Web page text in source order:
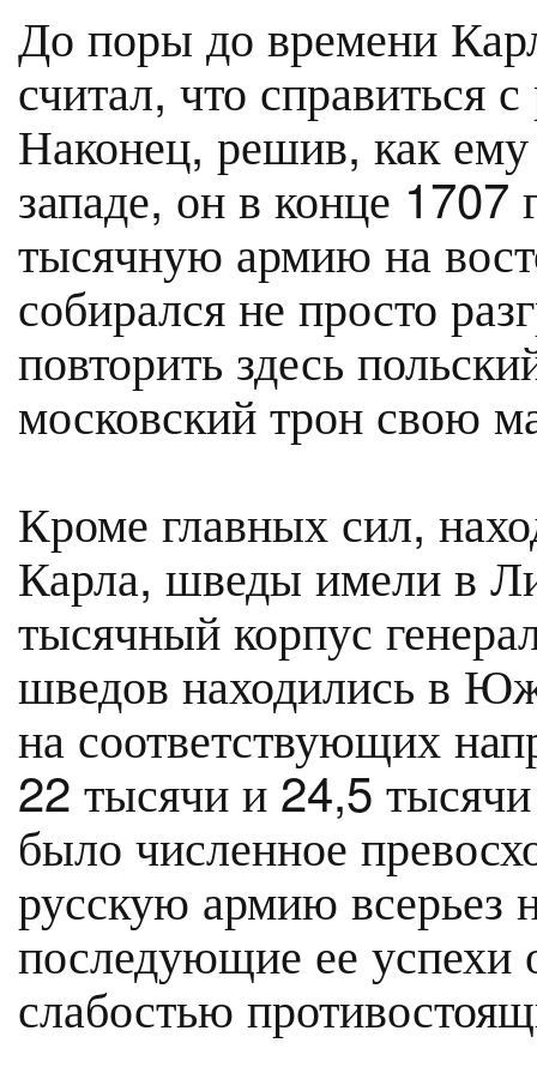
До поры до времени
считал, что справиться
Наконец, решив, как
западе, он в конце
тысячную армию на
собирался не просто
повторить здесь
московский трон свою
Кроме главных сил,
Карла, шведы имели в
тысячный корпус
шведов находились в
на соответствующих
22 тысячи и 24,5 тысячи
было численное
русскую армию всерьез
последующие ее успехи
слабостью